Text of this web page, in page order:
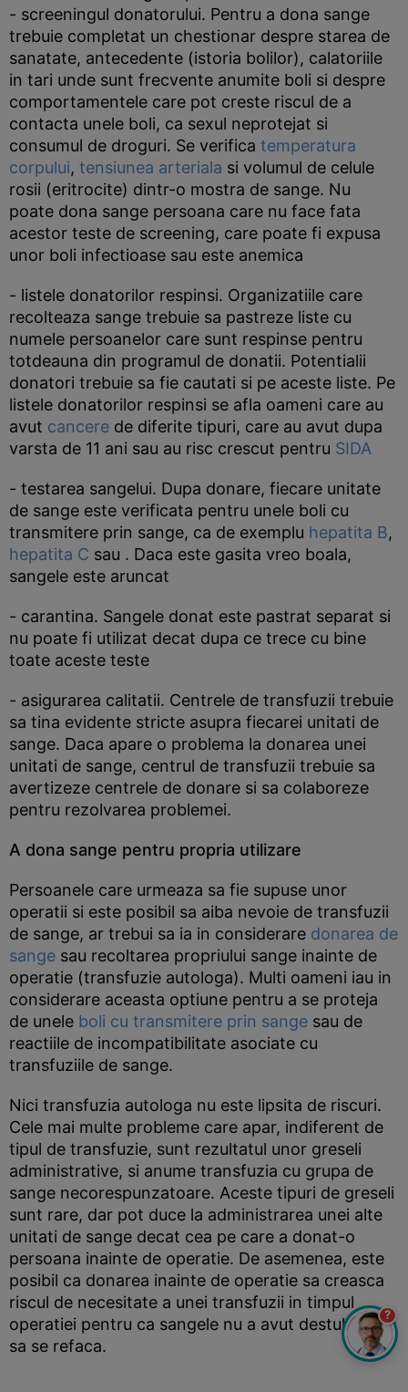
- screeningul donatorului. Pentru a dona sange
trebuie completat un chestionar despre starea de
sanatate, antecedente (istoria bolilor), calatoriile
in tari unde sunt frecvente anumite boli si despre
comportamentele care pot creste riscul de a
contacta unele boli, ca sexul neprotejat si
consumul de droguri. Se verifica temperatura
corpului, tensiunea arteriala si volumul de celule
rosii (eritrocite) dintr-o mostra de sange. Nu
poate dona sange persoana care nu face fata
acestor teste de screening, care poate fi expusa
unor boli infectioase sau este anemica
- listele donatorilor respinsi. Organizatiile care
recolteaza sange trebuie sa pastreze liste cu
numele persoanelor care sunt respinse pentru
totdeauna din programul de donatii. Potentialii
donatori trebuie sa fie cautati si pe aceste liste. Pe
listele donatorilor respinsi se afla oameni care au
avut cancere de diferite tipuri, care au avut dupa
varsta de 11 ani sau au risc crescut pentru SIDA
- testarea sangelui. Dupa donare, fiecare unitate
de sange este verificata pentru unele boli cu
transmitere prin sange, ca de exemplu hepatita B,
hepatita C sau . Daca este gasita vreo boala,
sangele este aruncat
- carantina. Sangele donat este pastrat separat si
nu poate fi utilizat decat dupa ce trece cu bine
toate aceste teste
- asigurarea calitatii. Centrele de transfuzii trebuie
sa tina evidente stricte asupra fiecarei unitati de
sange. Daca apare o problema la donarea unei
unitati de sange, centrul de transfuzii trebuie sa
avertizeze centrele de donare si sa colaboreze
pentru rezolvarea problemei.
A dona sange pentru propria utilizare
Persoanele care urmeaza sa fie supuse unor
operatii si este posibil sa aiba nevoie de transfuzii
de sange, ar trebui sa ia in considerare donarea de
sange sau recoltarea propriului sange inainte de
operatie (transfuzie autologa). Multi oameni iau in
considerare aceasta optiune pentru a se proteja
de unele boli cu transmitere prin sange sau de
reactiile de incompatibilitate asociate cu
transfuziile de sange.
Nici transfuzia autologa nu este lipsita de riscuri.
Cele mai multe probleme care apar, indiferent de
tipul de transfuzie, sunt rezultatul unor greseli
administrative, si anume transfuzia cu grupa de
sange necorespunzatoare. Aceste tipuri de greseli
sunt rare, dar pot duce la administrarea unei alte
unitati de sange decat cea pe care a donat-o
persoana inainte de operatie. De asemenea, este
posibil ca donarea inainte de operatie sa creasca
riscul de necesitate a unei transfuzii in timpul
operatiei pentru ca sangele nu a avut destul timp
sa se refaca.
?